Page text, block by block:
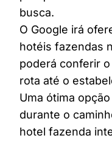
busca.
O Google irá
hotéis fazendas
poderá conferir
rota até o
Uma ótima
durante o
hotel fazenda